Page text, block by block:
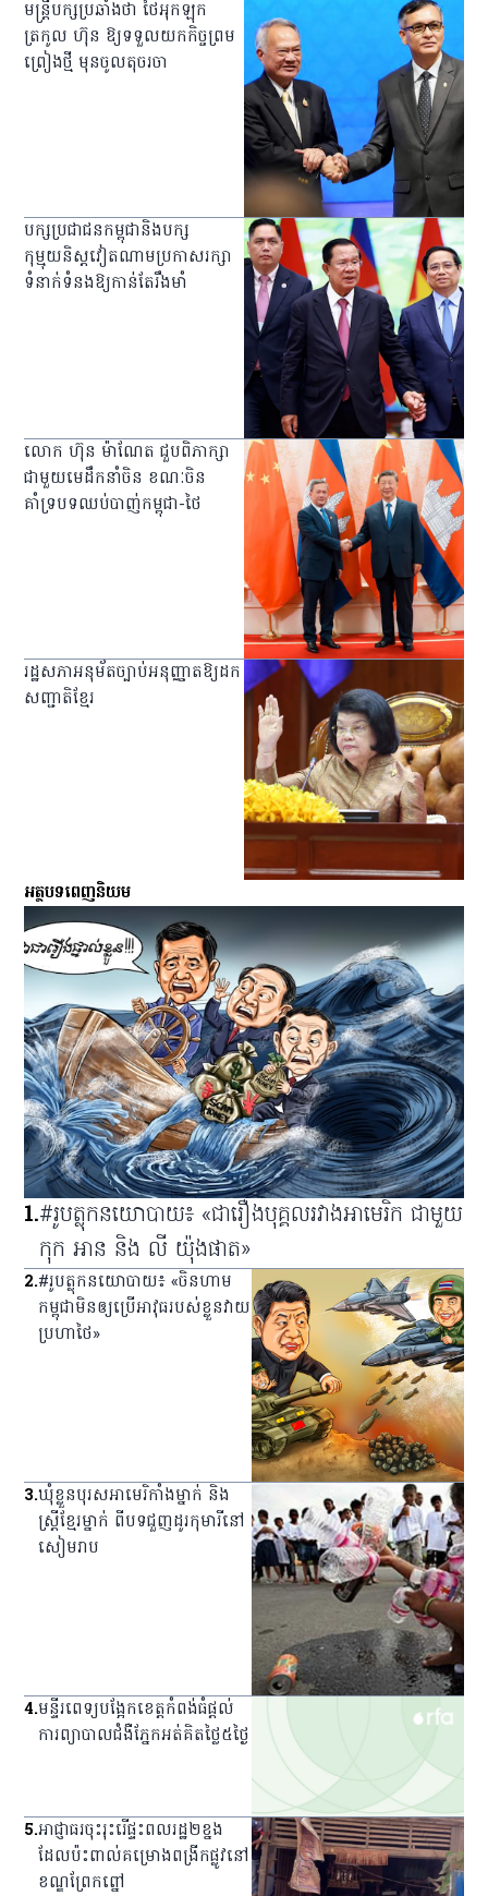
មន្ត្រីបក្សប្រឆាំងថា ថៃអុកឡុក
ត្រកូល ហ៊ុន ឱ្យទទួលយកកិច្ចព្រម
ព្រៀងថ្មី មុនចូលតុចរចា
បក្សប្រជាជនកម្ពុជានិងបក្ស
កុម្មុយនិស្ដវៀតណាមប្រកាសរក្សា
ទំនាក់ទំនងឱ្យកាន់តែរឹងមាំ
លោក ហ៊ុន ម៉ាណែត ជួបពិភាក្សា
ជាមួយមេដឹកនាំចិន ខណៈចិន
គាំទ្របទឈប់បាញ់កម្ពុជា-ថៃ
រដ្ឋសភាអនុម័តច្បាប់អនុញ្ញាតឱ្យដក
សញ្ជាតិខ្មែរ
អត្ថបទពេញនិយម
1.#រូបត្លុកនយោបាយ៖ «ជារឿងបុគ្គលរវាងអាមេរិក ជាមួយ
កុក អាន និង លី យ៉ុងផាត»
2.#រូបត្លុកនយោបាយ៖ «ចិនហាម
កម្ពុជាមិនឲ្យប្រើអាវុធរបស់ខ្លួនវាយ
ប្រហាថៃ»
3.ឃុំ​ខ្លួន​បុរស​អាមេរិកាំង​ម្នាក់ និង​
ស្ត្រី​ខ្មែរ​ម្នាក់ ពី​បទ​ជួញ​ដូរ​កុមារី​នៅ​
សៀមរាប
4.មន្ទីរពេទ្យ​បង្អែក​ខេត្ត​កំពង់ធំ​ផ្ដល់​
ការ​ព្យាបាល​ជំងឺ​ភ្នែក​អត់​គិត​ថ្លៃ​៥​ថ្ងៃ
5.អាជ្ញាធរ​ចុះ​រុះរើ​ផ្ទះ​ពលរដ្ឋ​២​ខ្នង​
ដែល​ប៉ះពាល់​គម្រោង​ពង្រីក​ផ្លូវ​នៅ​
ខណ្ឌ​ព្រែកព្នៅ